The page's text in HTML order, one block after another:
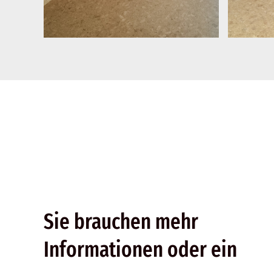
Sie brauchen mehr
Informationen oder ein